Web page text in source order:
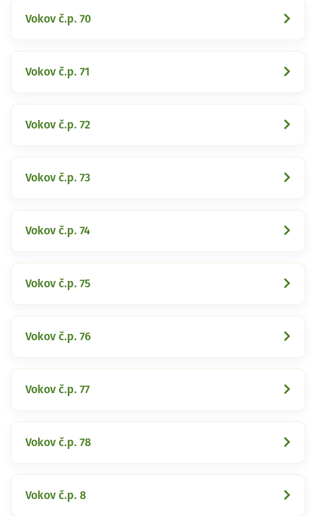
Vokov č.p. 70
Vokov č.p. 71
Vokov č.p. 72
Vokov č.p. 73
Vokov č.p. 74
Vokov č.p. 75
Vokov č.p. 76
Vokov č.p. 77
Vokov č.p. 78
Vokov č.p. 8